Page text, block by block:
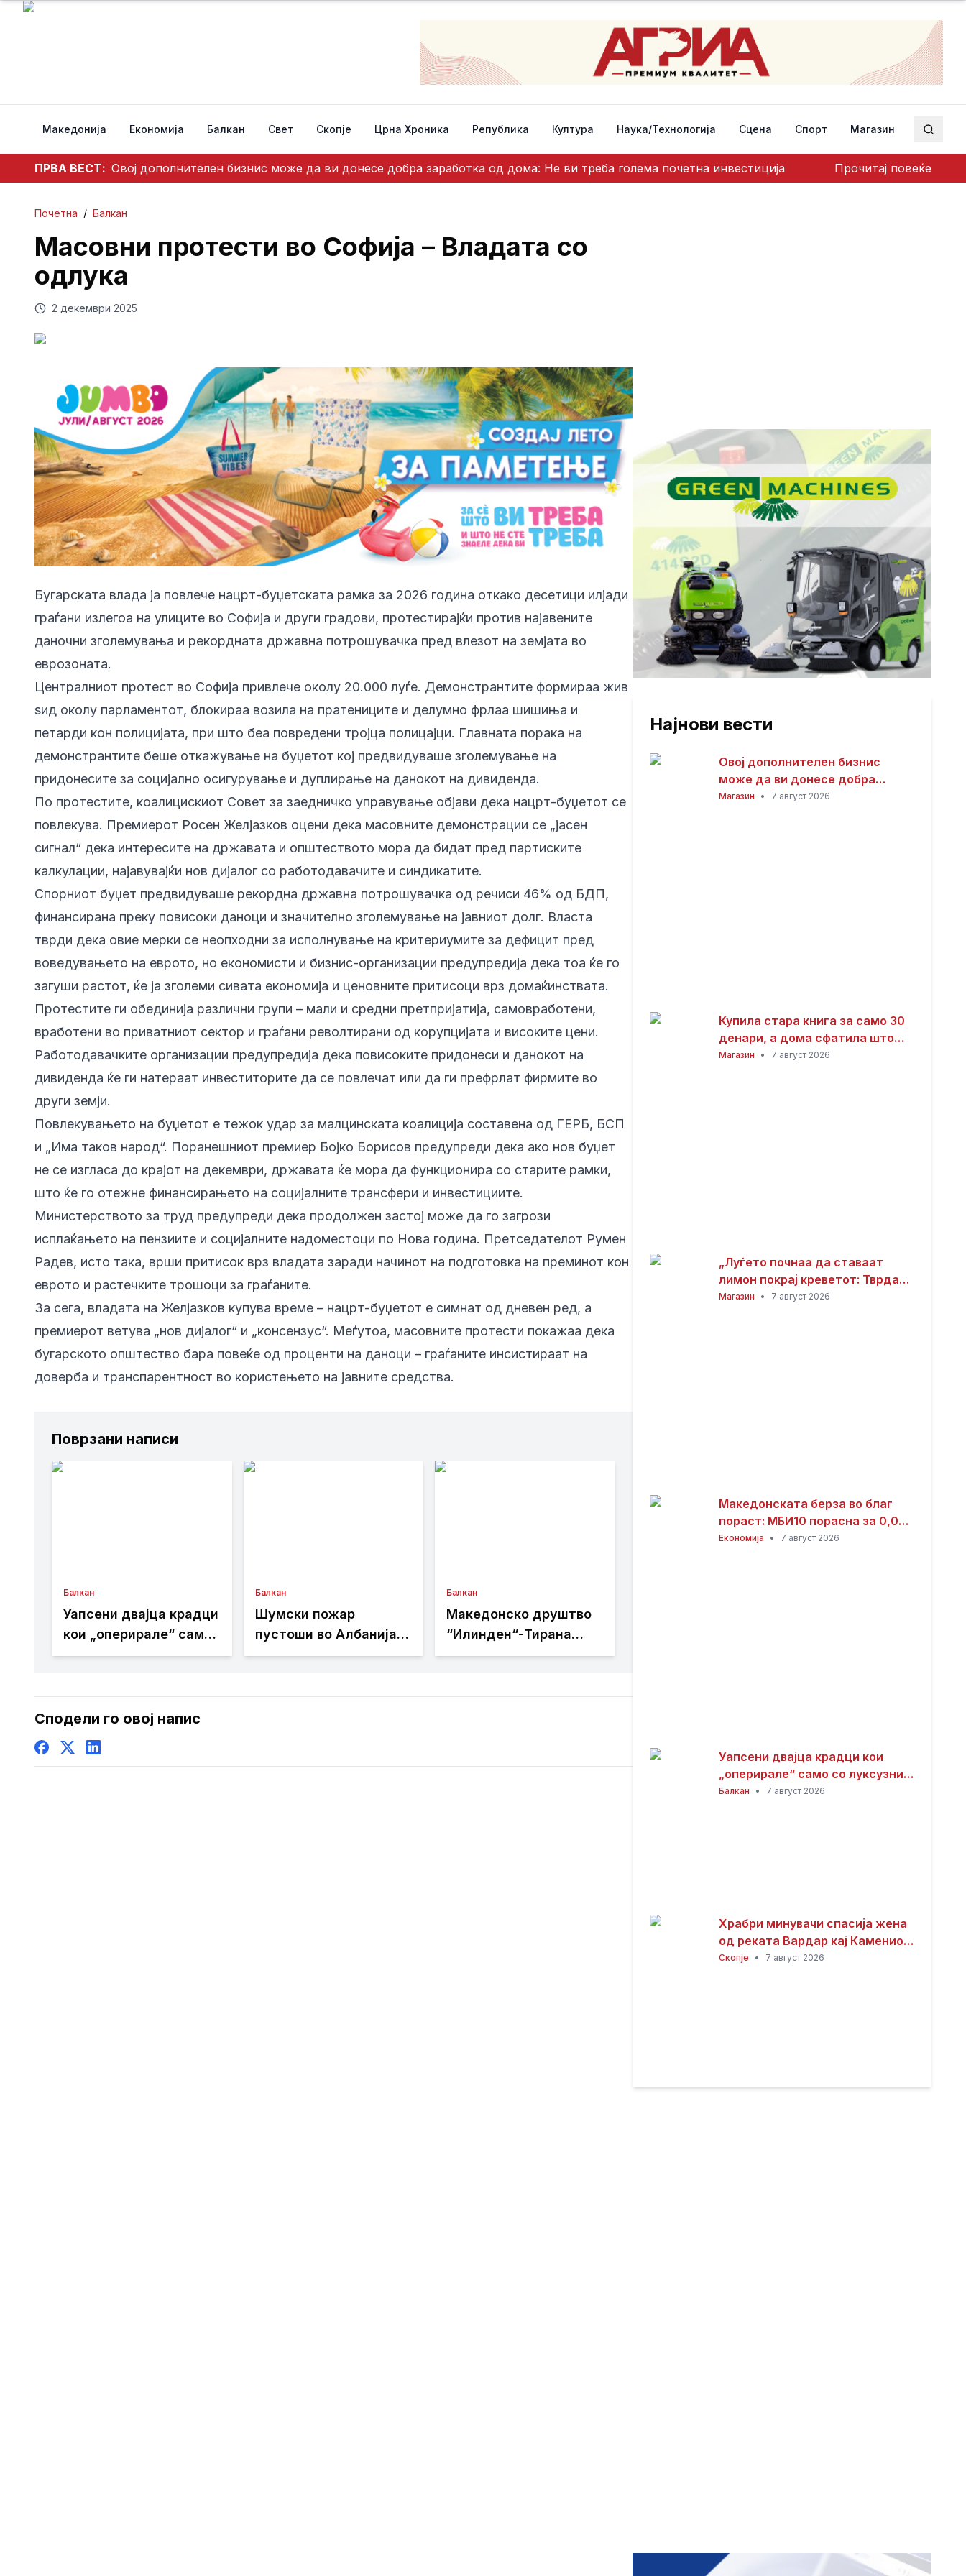
Македонија Економија Балкан Свет Скопје Црна Хроника Република Култура Наука/Технологија Сцена Спорт Магазин
ПРВА ВЕСТ: Овој дополнителен бизнис може да ви донесе добра заработка од дома: Не ви треба голема почетна инвестиција Прочитај повеќе
Почетна / Балкан
Масовни протести во Софија – Владата со
одлука
2 декември 2025
Бугарската влада ја повлече нацрт-буџетската рамка за 2026 година откако десетици илјади
граѓани излегоа на улиците во Софија и други градови, протестирајќи против најавените
даночни зголемувања и рекордната државна потрошувачка пред влезот на земјата во
еврозоната.
Централниот протест во Софија привлече околу 20.000 луѓе. Демонстрантите формираа жив
ѕид околу парламентот, блокираа возила на пратениците и делумно фрлаа шишиња и
петарди кон полицијата, при што беа повредени тројца полицајци. Главната порака на
демонстрантите беше откажување на буџетот кој предвидуваше зголемување на
придонесите за социјално осигурување и дуплирање на данокот на дивиденда.
По протестите, коалицискиот Совет за заедничко управување објави дека нацрт-буџетот се
повлекува. Премиерот Росен Желјазков оцени дека масовните демонстрации се „јасен
сигнал“ дека интересите на државата и општеството мора да бидат пред партиските
калкулации, најавувајќи нов дијалог со работодавачите и синдикатите.
Спорниот буџет предвидуваше рекордна државна потрошувачка од речиси 46% од БДП,
финансирана преку повисоки даноци и значително зголемување на јавниот долг. Власта
тврди дека овие мерки се неопходни за исполнување на критериумите за дефицит пред
воведувањето на еврото, но економисти и бизнис-организации предупредија дека тоа ќе го
загуши растот, ќе ја зголеми сивата економија и ценовните притисоци врз домаќинствата.
Протестите ги обединија различни групи – мали и средни претпријатија, самовработени,
вработени во приватниот сектор и граѓани револтирани од корупцијата и високите цени.
Работодавачките организации предупредија дека повисоките придонеси и данокот на
дивиденда ќе ги натераат инвеститорите да се повлечат или да ги префрлат фирмите во
други земји.
Повлекувањето на буџетот е тежок удар за малцинската коалиција составена од ГЕРБ, БСП
и „Има таков народ“. Поранешниот премиер Бојко Борисов предупреди дека ако нов буџет
не се изгласа до крајот на декември, државата ќе мора да функционира со старите рамки,
што ќе го отежне финансирањето на социјалните трансфери и инвестициите.
Министерството за труд предупреди дека продолжен застој може да го загрози
исплаќањето на пензиите и социјалните надоместоци по Нова година. Претседателот Румен
Радев, исто така, врши притисок врз владата заради начинот на подготовка на преминот кон
еврото и растечките трошоци за граѓаните.
За сега, владата на Желјазков купува време – нацрт-буџетот е симнат од дневен ред, а
премиерот ветува „нов дијалог“ и „консензус“. Меѓутоа, масовните протести покажаа дека
бугарското општество бара повеќе од проценти на даноци – граѓаните инсистираат на
доверба и транспарентност во користењето на јавните средства.
Поврзани написи
Балкан
Уапсени двајца крадци
кои „оперирале“ само
со луксузни
Балкан
Шумски пожар
пустоши во Албанија,
жителите бегаат од
Балкан
Македонско друштво
“Илинден“-Тирана
бара официјалната
Општина Пустец да
Сподели го овој напис
Најнови вести
Овој дополнителен бизнис
може да ви донесе добра
заработка од дома: Не ви треба
Магазин • 7 август 2026
Купила стара книга за само 30
денари, а дома сфатила што
всушност пронашла: „Како да
Магазин • 7 август 2026
„Луѓето почнаа да ставаат
лимон покрај креветот: Тврдат
дека решава еден голем
Магазин • 7 август 2026
Македонската берза во благ
пораст: МБИ10 порасна за 0,08
отсто, најтргувани акциите на
Економија • 7 август 2026
Уапсени двајца крадци кои
„оперирале“ само со луксузни
автомобили
Балкан • 7 август 2026
Храбри минувачи спасија жена
од реката Вардар кај Камениот
мост
Скопје • 7 август 2026